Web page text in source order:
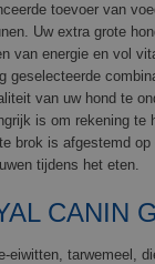
toevoer van
Uw extra grote
van energie en vol
geselecteerde
van uw hond te
is om rekening te
brok is afgestemd
tijdens het eten.
CANIN
eiwitten, tarwemeel,